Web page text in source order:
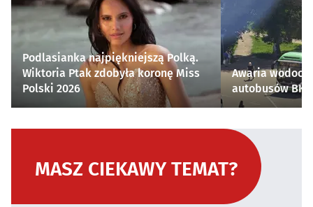
Podlasianka najpiękniejszą Polką.
Wiktoria Ptak zdobyła koronę Miss
Polski 2026
Awaria
autobusów
MASZ CIEKAWY TEMAT?